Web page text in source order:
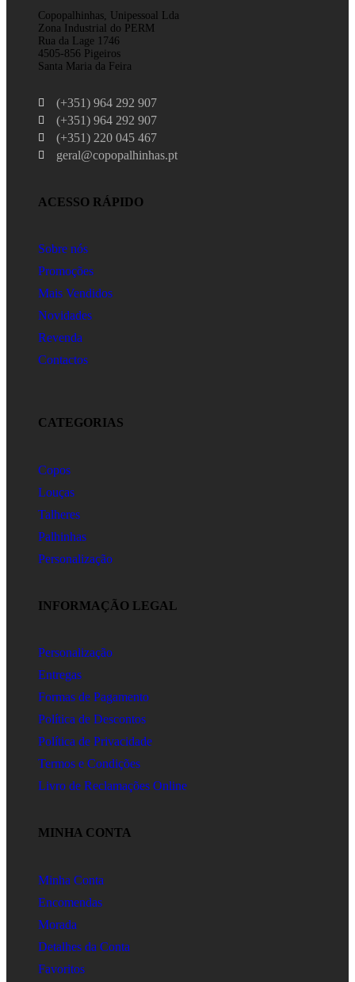
Copopalhinhas, Unipessoal Lda
Zona Industrial do PERM
Rua da Lage 1746
4505-856 Pigeiros
Santa Maria da Feira
(+351) 964 292 907
(+351) 964 292 907
(+351) 220 045 467
geral@copopalhinhas.pt
ACESSO RÁPIDO
Sobre nós
Promoções
Mais Vendidos
Novidades
Revenda
Contactos
CATEGORIAS
Copos
Louças
Talheres
Palhinhas
Personalização
INFORMAÇÃO LEGAL
Personalização
Entregas
Formas de Pagamento
Política de Descontos
Política de Privacidade
Termos e Condições
Livro de Reclamações Online
MINHA CONTA
Minha Conta
Encomendas
Morada
Detalhes da Conta
Favoritos